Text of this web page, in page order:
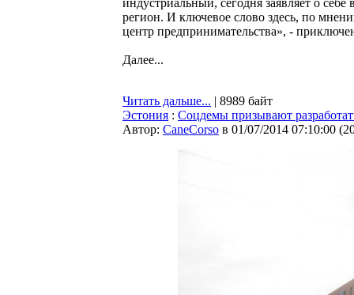
индустриальный, сегодня заявляет о
регион. И ключевое слово здесь, по
центр предпринимательства», -
Далее...
Читать дальше... | 8989 байт
Эстония : Соцдемы призывают
Автор: CaneCorso в 01/07/2014 07:10:00 (